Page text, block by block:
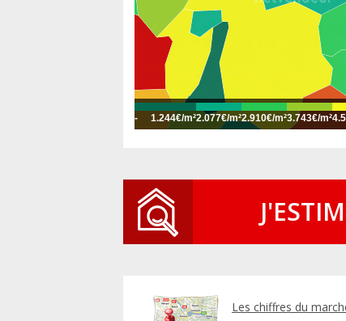
- 1.244€/m²2.077€/m²2.910€/m²3.743€/m²
Les chiffres du